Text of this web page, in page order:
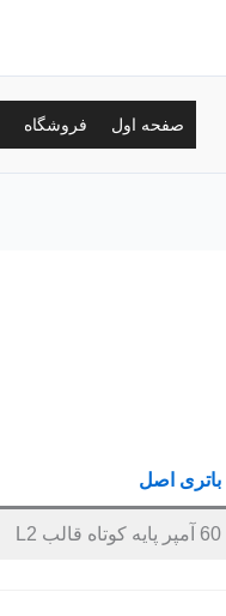
صفحه اول فروشگاه
باتری اصل
60 آمپر پایه کوتاه قالب L2